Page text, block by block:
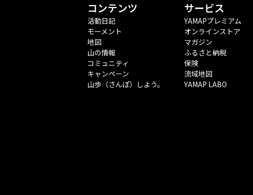
コンテンツ
活動日記
モーメント
地図
山の情報
コミュニティ
キャンペーン
山歩（さんぽ）しよう。
サービス
YAMAPプレミアム
オンラインストア
マガジン
ふるさと納税
保険
流域地図
YAMAP LABO